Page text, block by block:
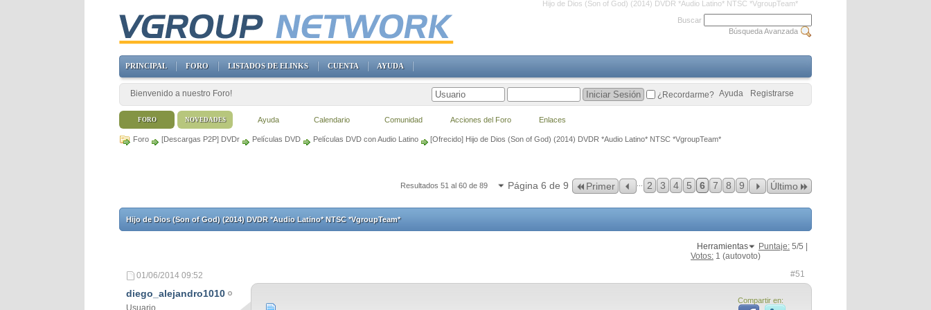
Hijo de Dios (Son of God) (2014) DVDR *Audio Latino* NTSC *VgroupTeam*
Foro [Descargas P2P] DVDr Películas DVD Películas DVD con Audio Latino [Ofrecido] Hijo de Dios (Son of God) (2014) DVDR *Audio Latino* NTSC *VgroupTeam*
Página 6 de 9 Primer 2 3 4 5 6 7 8 9 Último
Resultados 51 al 60 de 89
Hijo de Dios (Son of God) (2014) DVDR *Audio Latino* NTSC *VgroupTeam*
Herramientas Puntaje: 5/5 |
Votos: 1 (autovoto)
01/06/2014 09:52 #51
diego_alejandro1010
Usuario
Compartir en:
Buscar
Búsqueda Avanzada
PRINCIPAL FORO LISTADOS DE ELINKS CUENTA AYUDA
Bienvenido a nuestro Foro! Registrarse
Ayuda
¿Recordarme?
FORO Ayuda Calendario Comunidad Acciones del Foro Enlaces
NOVEDADES